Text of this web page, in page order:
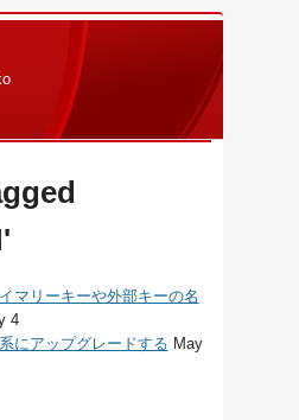
マリーキーや外部キーの名
4
にアップグレードする May